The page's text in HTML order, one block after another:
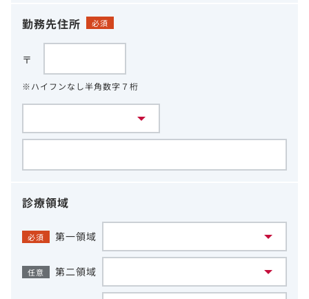
勤務先住所 必須
〒
※ハイフンなし半角数字７桁
診療領域
必須 第一領域
任意 第二領域